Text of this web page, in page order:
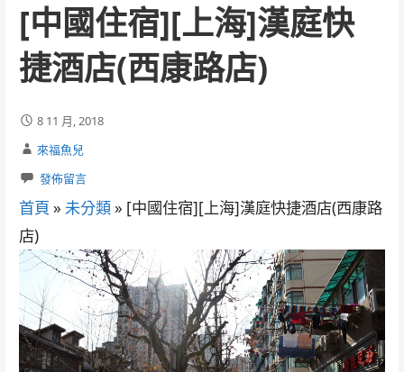
[中國住宿][上海]漢庭快
捷酒店(西康路店)
8 11 月, 2018
來福魚兒
發佈留言
首頁 » 未分類» [中國住宿][上海]漢庭快捷酒店(西康路
店)